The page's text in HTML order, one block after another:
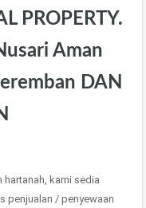
PROPERTY.
Aman
DAN
hartanah, kami sedia
penjualan / penyewaan